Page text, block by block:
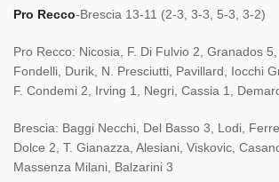
Pro Recco-Brescia 13-11 (2-3, 3-3, 5-3, 3-2)
Pro Recco: Nicosia, F. Di Fulvio 2, Granados 5,
Fondelli, Durik, N. Presciutti, Pavillard, Iocchi
F. Condemi 2, Irving 1, Negri, Cassia 1,
Brescia: Baggi Necchi, Del Basso 3, Lodi,
Dolce 2, T. Gianazza, Alesiani, Viskovic,
Massenza Milani, Balzarini 3